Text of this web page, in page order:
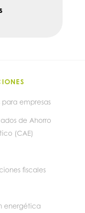
para empresas
de Ahorro
(CAE)
fiscales
energética